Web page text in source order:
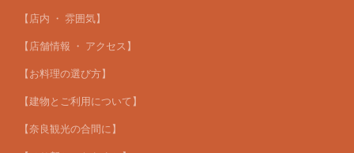
【店内 ・ 雰囲気】
【店舗情報 ・ アクセス】
【お料理の選び方】
【建物とご利用について】
【奈良観光の合間に】